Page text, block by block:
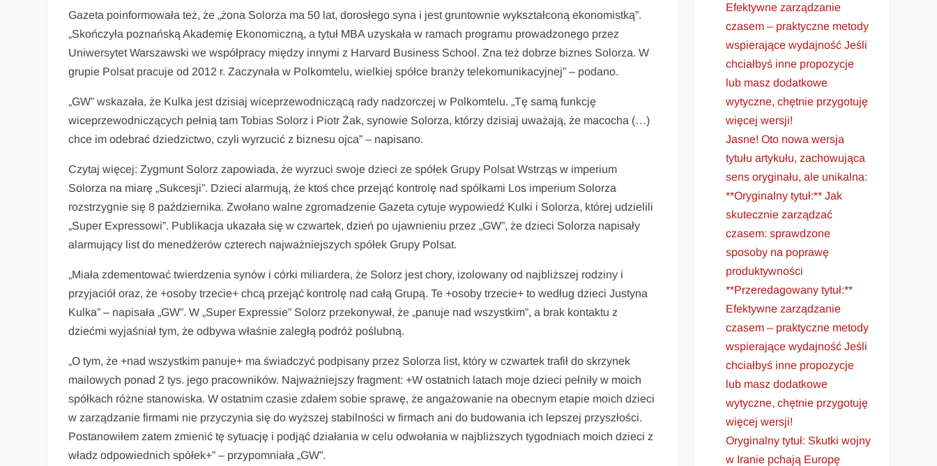
Gazeta poinformowała też, że „żona Solorza ma 50 lat, dorosłego syna i jest gruntownie wykształconą ekonomistką”.
„Skończyła poznańską Akademię Ekonomiczną, a tytuł MBA uzyskała w ramach programu prowadzonego przez
Uniwersytet Warszawski we współpracy między innymi z Harvard Business School. Zna też dobrze biznes Solorza. W
grupie Polsat pracuje od 2012 r. Zaczynała w Polkomtelu, wielkiej spółce branży telekomunikacyjnej” – podano.
„GW” wskazała, że Kulka jest dzisiaj wiceprzewodniczącą rady nadzorczej w Polkomtelu. „Tę samą funkcję
wiceprzewodniczących pełnią tam Tobias Solorz i Piotr Żak, synowie Solorza, którzy dzisiaj uważają, że macocha (…)
chce im odebrać dziedzictwo, czyli wyrzucić z biznesu ojca” – napisano.
Czytaj więcej: Zygmunt Solorz zapowiada, że wyrzuci swoje dzieci ze spółek Grupy Polsat Wstrząs w imperium
Solorza na miarę „Sukcesji”. Dzieci alarmują, że ktoś chce przejąć kontrolę nad spółkami Los imperium Solorza
rozstrzygnie się 8 października. Zwołano walne zgromadzenie Gazeta cytuje wypowiedź Kulki i Solorza, której udzielili
„Super Expressowi”. Publikacja ukazała się w czwartek, dzień po ujawnieniu przez „GW”, że dzieci Solorza napisały
alarmujący list do menedżerów czterech najważniejszych spółek Grupy Polsat.
„Miała zdementować twierdzenia synów i córki miliardera, że Solorz jest chory, izolowany od najbliższej rodziny i
przyjaciół oraz, że +osoby trzecie+ chcą przejąć kontrolę nad całą Grupą. Te +osoby trzecie+ to według dzieci Justyna
Kulka” – napisała „GW”. W „Super Expressie” Solorz przekonywał, że „panuje nad wszystkim”, a brak kontaktu z
dziećmi wyjaśniał tym, że odbywa właśnie zaległą podróż poślubną.
„O tym, że +nad wszystkim panuje+ ma świadczyć podpisany przez Solorza list, który w czwartek trafił do skrzynek
mailowych ponad 2 tys. jego pracowników. Najważniejszy fragment: +W ostatnich latach moje dzieci pełniły w moich
spółkach różne stanowiska. W ostatnim czasie zdałem sobie sprawę, że angażowanie na obecnym etapie moich dzieci
w zarządzanie firmami nie przyczynia się do wyższej stabilności w firmach ani do budowania ich lepszej przyszłości.
Postanowiłem zatem zmienić tę sytuację i podjąć działania w celu odwołania w najbliższych tygodniach moich dzieci z
władz odpowiednich spółek+” – przypomniała „GW”.
Efektywne zarządzanie
czasem – praktyczne metody
wspierające wydajność Jeśli
chciałbyś inne propozycje
lub masz dodatkowe
wytyczne, chętnie przygotuję
więcej wersji!
Jasne! Oto nowa wersja
tytułu artykułu, zachowująca
sens oryginału, ale unikalna:
**Oryginalny tytuł:** Jak
skutecznie zarządzać
czasem: sprawdzone
sposoby na poprawę
produktywności
**Przeredagowany tytuł:**
Efektywne zarządzanie
czasem – praktyczne metody
wspierające wydajność Jeśli
chciałbyś inne propozycje
lub masz dodatkowe
wytyczne, chętnie przygotuję
więcej wersji!
Oryginalny tytuł: Skutki wojny
w Iranie pchają Europę